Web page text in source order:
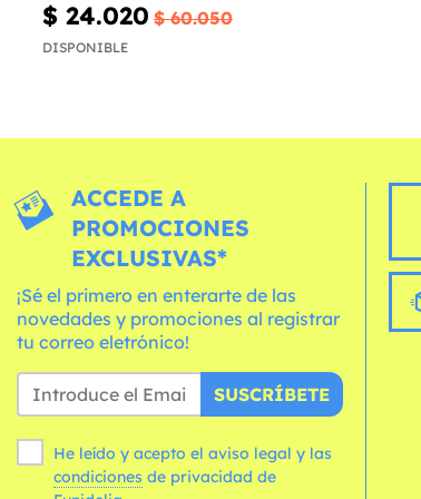
$ 24.020 $ 60.050
DISPONIBLE
ACCEDE A
PROMOCIONES
EXCLUSIVAS*
¡Sé el primero en enterarte de las
novedades y promociones al registrar
tu correo eletrónico!
SUSCRÍBETE
He leído y acepto el aviso legal y las
condiciones